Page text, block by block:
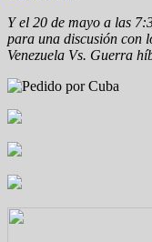
Y el 20 de mayo a las
para una discusión con
Venezuela Vs. Guerra